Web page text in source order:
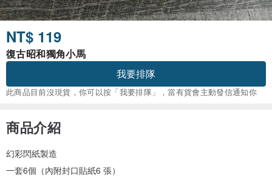
NT$ 119
復古昭和獨角小馬
我要排隊
此商品目前沒現貨，你可以按「我要排隊」，當有貨會主動發信通知你
商品介紹
幻彩閃紙製造
一套6個（內附封口貼紙6 張）